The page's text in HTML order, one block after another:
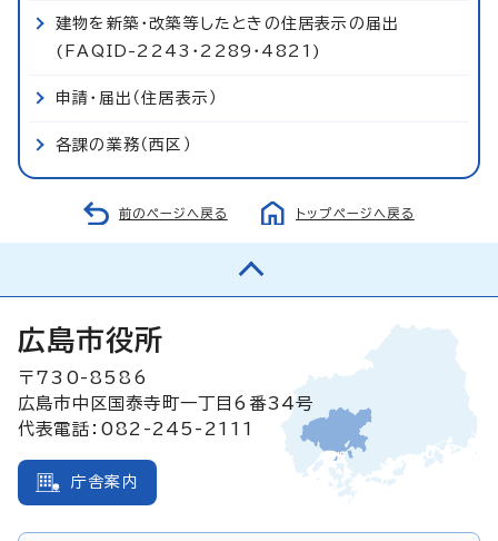
建物を新築・改築等したときの住居表示の届出
(FAQID-2243・2289・4821)
申請・届出（住居表示）
各課の業務（西区）
前のページへ戻る トップページへ戻る
広島市役所
〒730-8586
広島市中区国泰寺町一丁目6番34号
代表電話：082-245-2111
庁舎案内